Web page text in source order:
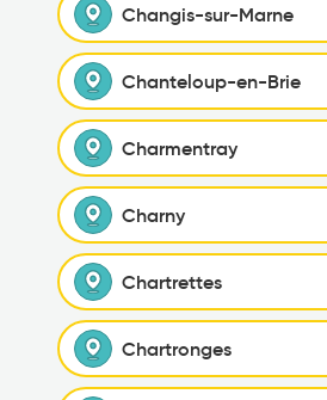
Changis-sur-Marne
Chanteloup-en-Brie
Charmentray
Charny
Chartrettes
Chartronges